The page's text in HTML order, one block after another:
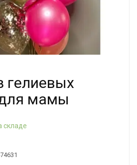
гелиевых
мамы
складе